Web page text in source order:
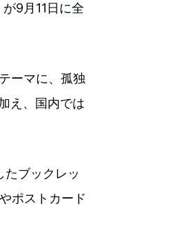
9月11日に全
ーマに、孤独
え、国内では
たブックレッ
ポストカード